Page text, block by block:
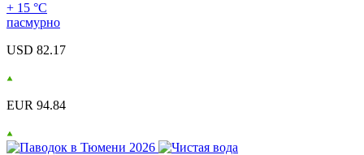
+ 15 °С
пасмурно
USD 82.17
EUR 94.84